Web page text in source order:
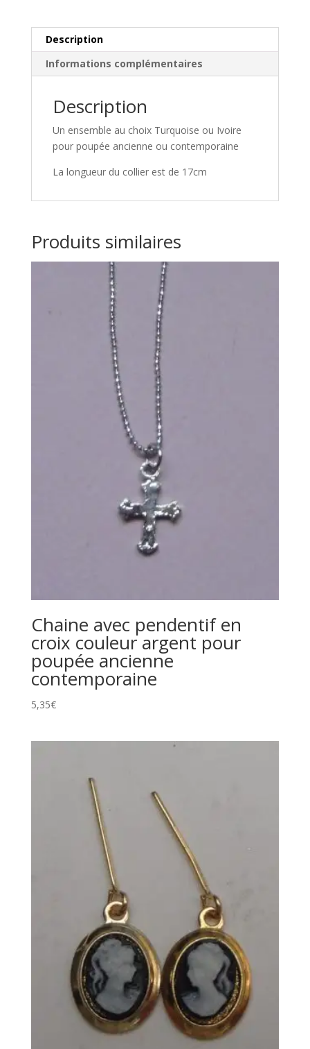
Description
Informations complémentaires
Description
Un ensemble au choix Turquoise ou Ivoire
pour poupée ancienne ou contemporaine
La longueur du collier est de 17cm
Produits similaires
Chaine avec pendentif en
croix couleur argent pour
poupée ancienne
contemporaine
5,35€